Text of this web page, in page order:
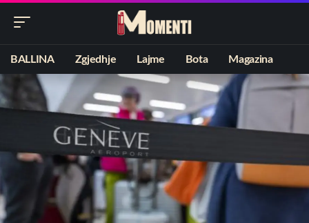
BALLINA Zgjedhje Lajme Bota Magazina